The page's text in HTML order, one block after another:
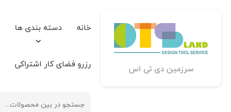
سرزمین دی تی اس
خانه دسته بندی ها
رزرو فضای کار اشتراکی